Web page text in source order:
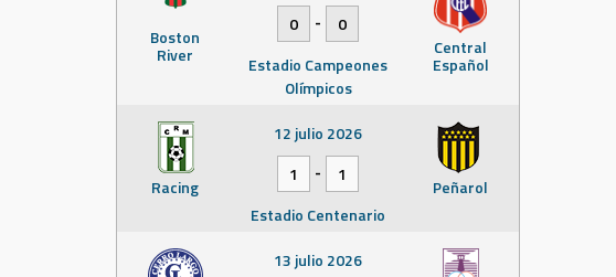
Boston
River Central
Español
0
-
0
Estadio Campeones
Olímpicos
Racing Peñarol
12 julio 2026
1
-
1
Estadio Centenario
13 julio 2026